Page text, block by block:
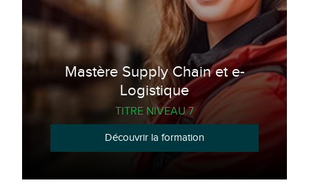
Mastère Supply Chain et e-
Logistique
TITRE NIVEAU 7
Découvrir la formation